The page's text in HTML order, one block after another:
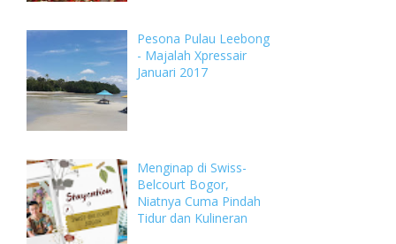
Pesona Pulau Leebong
- Majalah Xpressair
Januari 2017
Menginap di Swiss-
Belcourt Bogor,
Niatnya Cuma Pindah
Tidur dan Kulineran